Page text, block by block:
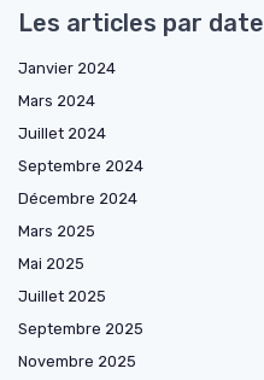
Les articles par date
Janvier 2024
Mars 2024
Juillet 2024
Septembre 2024
Décembre 2024
Mars 2025
Mai 2025
Juillet 2025
Septembre 2025
Novembre 2025